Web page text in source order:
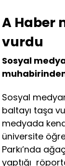
A Haber
vurdu
Sosyal
Sosyal
baltayı taşa
medyada
üniversite
Parkı’nda
yaptığı